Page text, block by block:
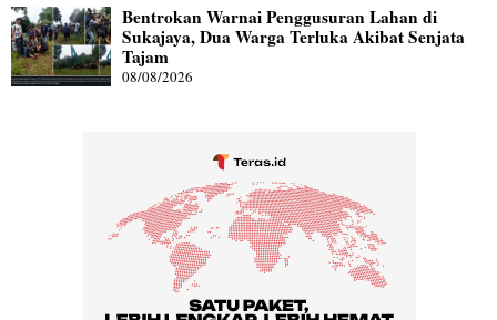
Bentrokan Warnai Penggusuran Lahan di
Sukajaya, Dua Warga Terluka Akibat Senjata
Tajam
08/08/2026